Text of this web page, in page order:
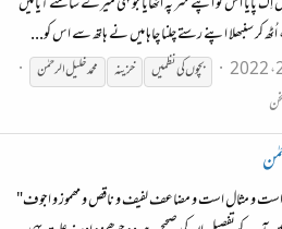
کر سنبھلا اپنے رستے چلنا چاہا میں نے ہاتھ سے اس کو...
بچوںکینظمیں خزینہ محمد خلیل الرحمٰن
است و مثال است و مضاعف لفیف و ناقص و مھموز و اجوف"